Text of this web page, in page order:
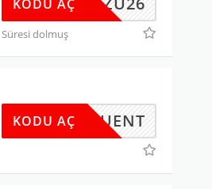
KODU AÇ
Süresi dolmuş
PIUENT
KODU AÇ